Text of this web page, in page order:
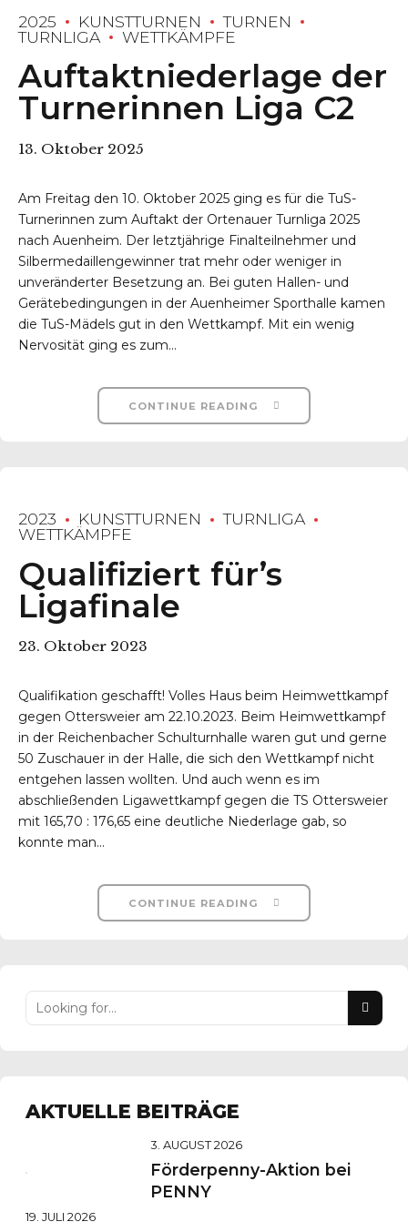
2025 KUNSTTURNEN
TURNEN
TURNLIGA
WETTKÄMPFE
Auftaktniederlage der
Turnerinnen Liga C2
13. Oktober 2025
Am Freitag den 10. Oktober 2025 ging es für die TuS-
Turnerinnen zum Auftakt der Ortenauer Turnliga 2025
nach Auenheim. Der letztjährige Finalteilnehmer und
Silbermedaillengewinner trat mehr oder weniger in
unveränderter Besetzung an. Bei guten Hallen- und
Gerätebedingungen in der Auenheimer Sporthalle kamen
die TuS-Mädels gut in den Wettkampf. Mit ein wenig
Nervosität ging es zum...
CONTINUE READING
2023 KUNSTTURNEN
TURNLIGA
WETTKÄMPFE
Qualifiziert für’s
Ligafinale
23. Oktober 2023
Qualifikation geschafft! Volles Haus beim Heimwettkampf
gegen Ottersweier am 22.10.2023. Beim Heimwettkampf
in der Reichenbacher Schulturnhalle waren gut und gerne
50 Zuschauer in der Halle, die sich den Wettkampf nicht
entgehen lassen wollten. Und auch wenn es im
abschließenden Ligawettkampf gegen die TS Ottersweier
mit 165,70 : 176,65 eine deutliche Niederlage gab, so
konnte man...
CONTINUE READING
AKTUELLE BEITRÄGE
3. AUGUST 2026
Förderpenny-Aktion bei
PENNY
19. JULI 2026